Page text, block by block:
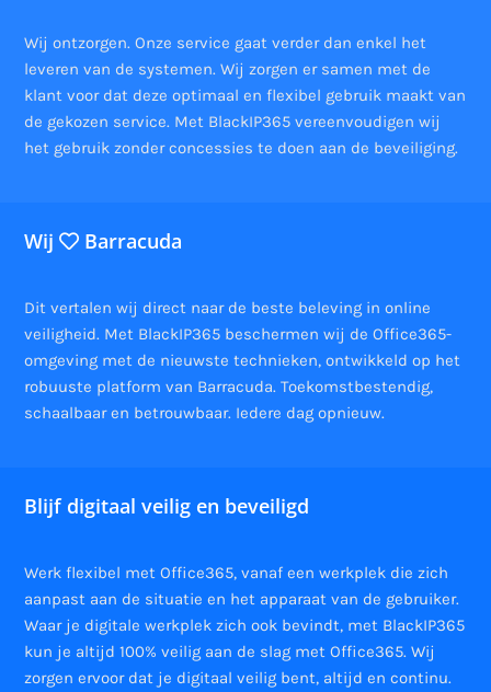
Wij ontzorgen. Onze service gaat verder dan enkel het
leveren van de systemen. Wij zorgen er samen met de
klant voor dat deze optimaal en flexibel gebruik maakt van
de gekozen service. Met BlackIP365 vereenvoudigen wij
het gebruik zonder concessies te doen aan de beveiliging.
Wij Barracuda
Dit vertalen wij direct naar de beste beleving in online
veiligheid. Met BlackIP365 beschermen wij de Office365-
omgeving met de nieuwste technieken, ontwikkeld op het
robuuste platform van Barracuda. Toekomstbestendig,
schaalbaar en betrouwbaar. Iedere dag opnieuw.
Blijf digitaal veilig en beveiligd
Werk flexibel met Office365, vanaf een werkplek die zich
aanpast aan de situatie en het apparaat van de gebruiker.
Waar je digitale werkplek zich ook bevindt, met BlackIP365
kun je altijd 100% veilig aan de slag met Office365. Wij
zorgen ervoor dat je digitaal veilig bent, altijd en continu.